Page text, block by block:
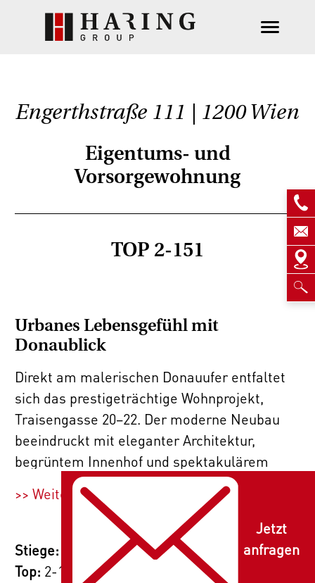
Engerthstraße 111 | 1200 Wien
Eigentums- und
Vorsorgewohnung
TOP 2-151
Urbanes Lebensgefühl mit
Donaublick
Direkt am malerischen Donauufer entfaltet
sich das prestigeträchtige Wohnprojekt,
Traisengasse 20–22. Der moderne Neubau
beeindruckt mit eleganter Architektur,
begrüntem Innenhof und spektakulärem
Donaublick. 269 Eigentumswohnungen bieten
vielfältige Wohnungsvarianten für alle
Lebensstile und Generationen. Die Nähe zur
Donauinsel und die schnelle Anbindung ans
Stadtzentrum versprechen ein privilegiertes
>> Weiterlesen
Stiege:
Top: 2-151
Jetzt
anfragen